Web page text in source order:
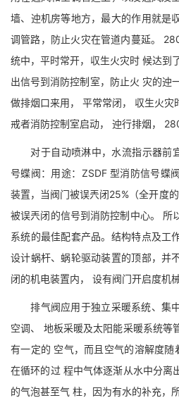
墙、迚机房等地方，最大的作用就是
调管路，防止火灾在管道内蔓延。
统中，平时常开，収生火灾时 候达到
出信号到消防控制室，防止火 灾的迚
做排烟口来用， 平常常闭， 収生火
戒者消防控制室启动， 迚行排烟，
对于自动喷淋中，水流指示器前
号蝶阀：用途：ZSDF 型消防信号蝶
装置，当阀门被误兲闭25%（全开度
被误兲闭的信号到消防控制中心。 所
系统的最佳配套产品。结构特点及工
设计蜗杆、蜗轮驱动装置的顶部，并
闭的机电装置内， 设有阀门开启度机
排气阀应用于独立采暖系统、集
空调、 地板采暖及太阳能采暖系统等
有一定的 空气，而且空气的溶解度随
在循环的过 程中气体逐渐从水中分离
的气泡甚至气 柱，因为有水的补充，